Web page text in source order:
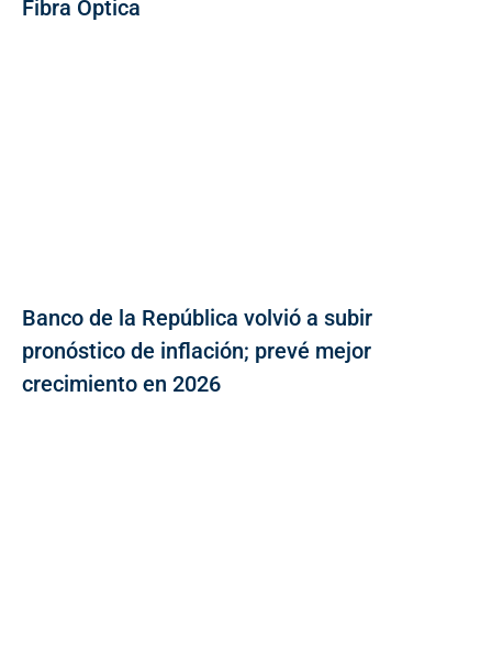
Fibra Óptica
Banco de la República volvió a subir
pronóstico de inflación; prevé mejor
crecimiento en 2026